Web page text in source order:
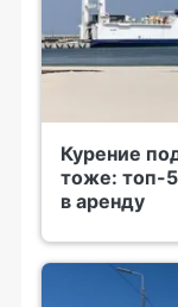
Курение
тоже: топ-
в аренду